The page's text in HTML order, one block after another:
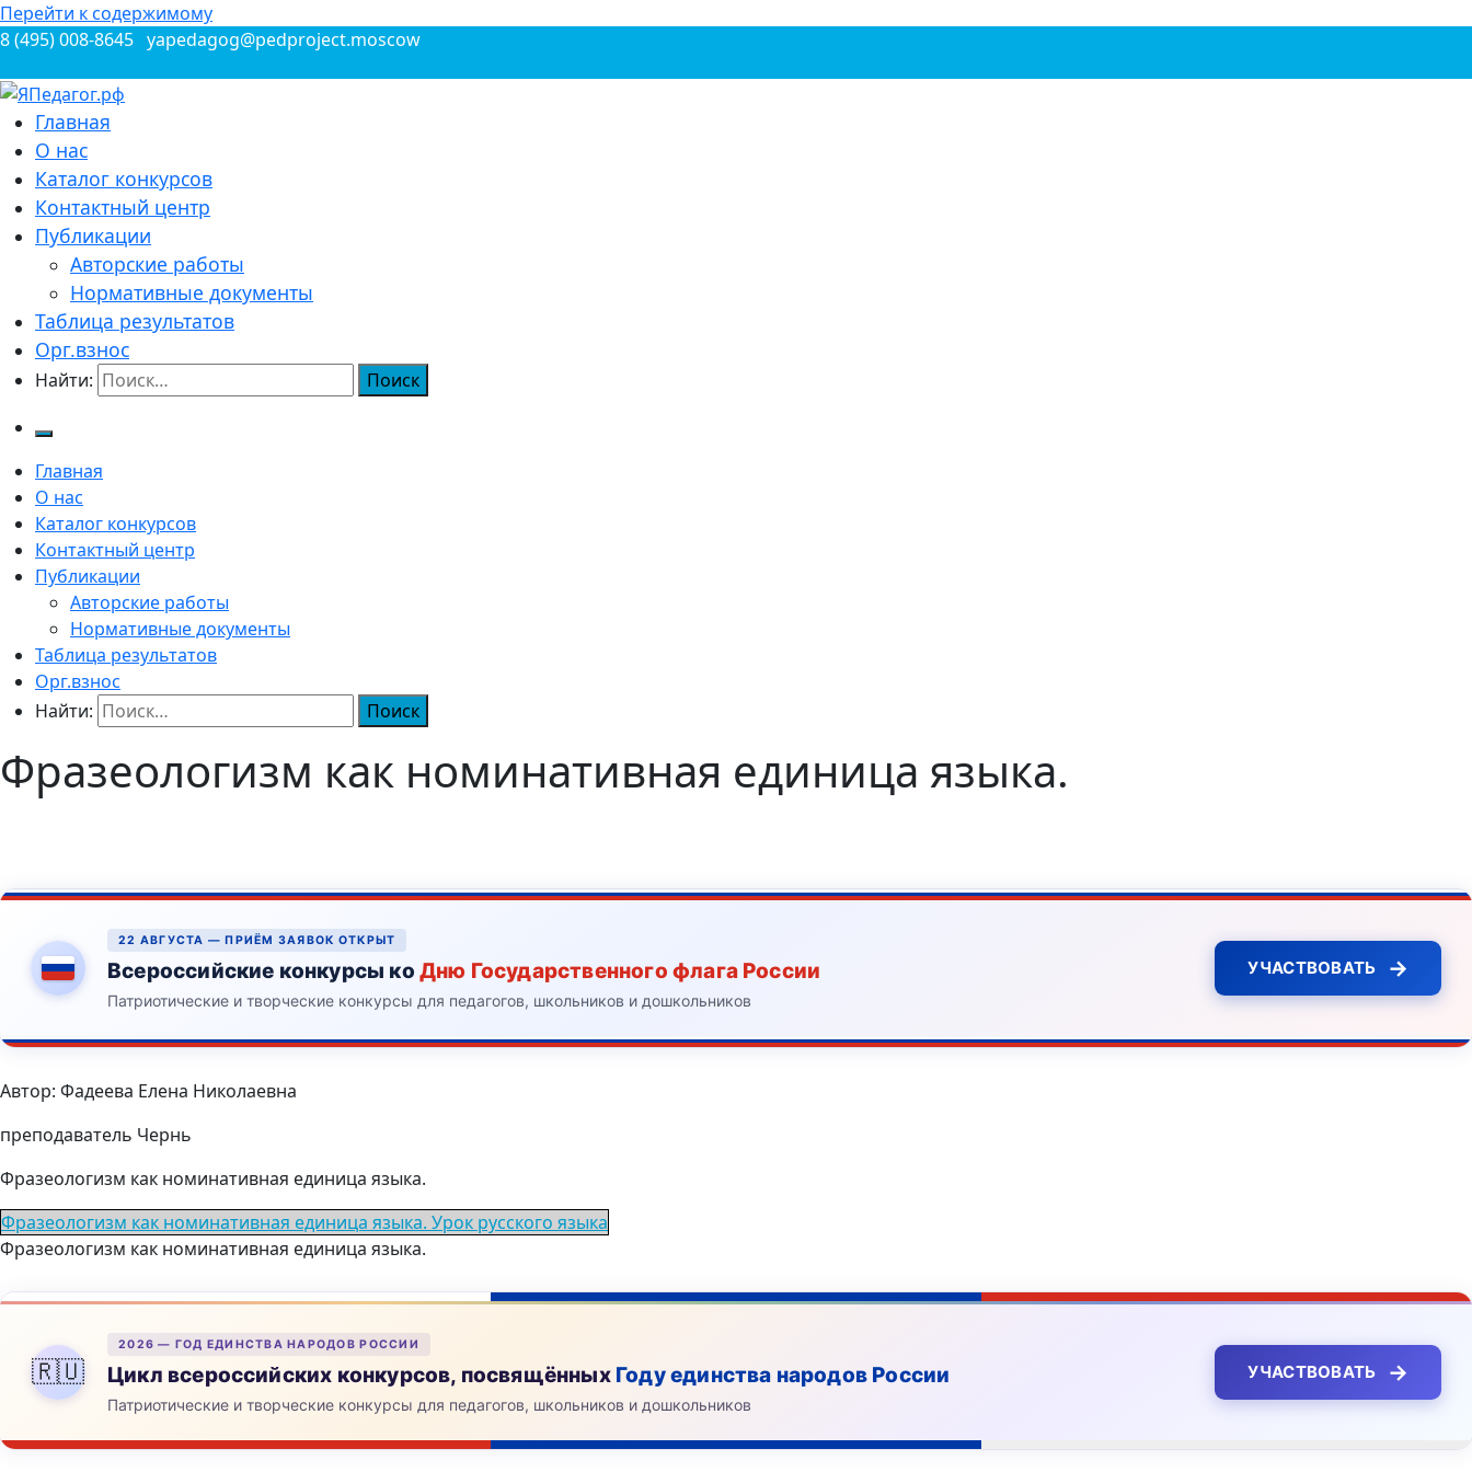
Перейти к содержимому
8 (495) 008-8645 yapedagog@pedproject.moscow
ЯПедагог.рф
Всероссийские конкурсы для педагогов
Главная
О нас
Каталог конкурсов
Контактный центр
Публикации
Авторские работы
Нормативные документы
Таблица результатов
Орг.взнос
Найти:
Главная
О нас
Каталог конкурсов
Контактный центр
Публикации
Авторские работы
Нормативные документы
Таблица результатов
Орг.взнос
Найти:
Фразеологизм как номинативная единица языка.
22 АВГУСТА — ПРИЁМ ЗАЯВОК ОТКРЫТ
Всероссийские конкурсы ко Дню Государственного флага России
Патриотические и творческие конкурсы для педагогов, школьников и дошкольников
УЧАСТВОВАТЬ →
Автор: Фадеева Елена Николаевна
преподаватель Чернь
Фразеологизм как номинативная единица языка.
Фразеологизм как номинативная единица языка. Урок русского языка
Фразеологизм как номинативная единица языка.
🇷🇺
2026 — ГОД ЕДИНСТВА НАРОДОВ РОССИИ
Цикл всероссийских конкурсов, посвящённых Году единства народов России
Патриотические и творческие конкурсы для педагогов, школьников и дошкольников
УЧАСТВОВАТЬ →